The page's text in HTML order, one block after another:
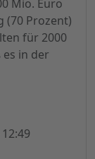
Mio. Euro
(70 Prozent)
für 2000
in der